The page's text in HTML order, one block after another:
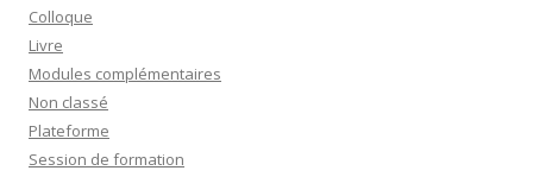
Colloque
Livre
Modules complémentaires
Non classé
Plateforme
Session de formation